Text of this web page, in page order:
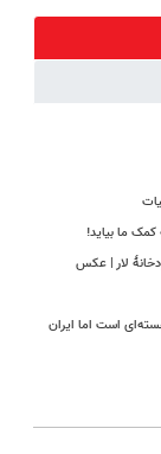
ما بیاید!
لار | عکس
است اما ایران